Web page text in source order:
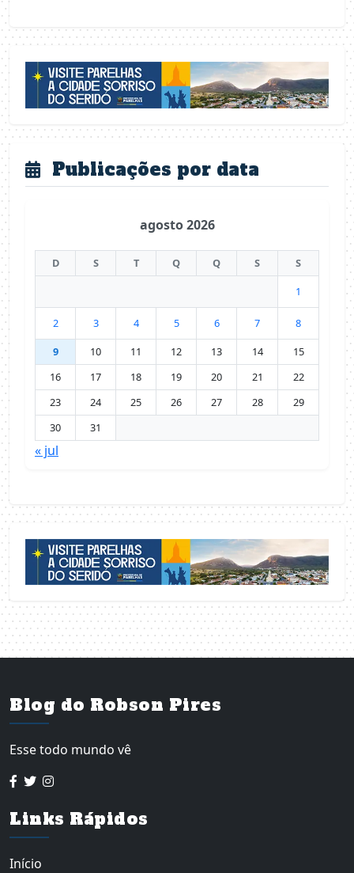
Publicações por data
agosto 2026
D S T Q Q S
S
1
2 3 4 5 6 7
8
9
10 11 12 13 14
15
16
17 18 19 20 21
22
23
24 25 26 27 28
29
30
31
« jul
Blog do Robson Pires
Esse todo mundo vê
Links Rápidos
Início